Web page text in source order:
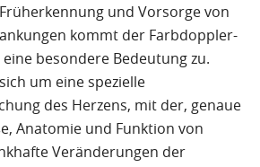
und Vorsorge von
kommt der Farbdoppler-
besondere Bedeutung zu.
um eine spezielle
des Herzens, mit der, genaue
Anatomie und Funktion von
Veränderungen der